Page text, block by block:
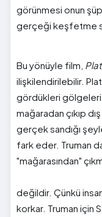
görünmesi onun
gerçeği keşfetme
Bu yönüyle film,
ilişkilendirilebilir.
gördükleri gölgeleri
mağaradan çıkıp
gerçek sandığı
fark eder. Truman
Fakat
değildir. Çünkü
korkar. Truman için